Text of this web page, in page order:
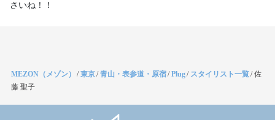
さいね！！
MEZON（メゾン） /東京/青山・表参道・原宿/Plug/ スタイリスト一覧/佐
藤 聖子